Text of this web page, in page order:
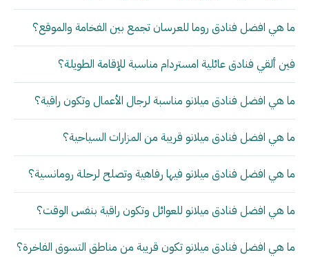
ما هي افضل فنادق روما للعرسان تجمع بين الفخامة والموقع؟
فين ألقي فنادق عائلية امستردام مناسبة للإقامة الطويلة؟
ما هي افضل فنادق ميلانو مناسبة لرجال الأعمال وتكون راقية؟
ما هي افضل فنادق ميلانو قريبة من المزارات السياحية؟
ما هي افضل فنادق ميلانو فيها رفاهية وتصلح لرحلة رومانسية؟
ما هي افضل فنادق ميلانو للعوائل وتكون راقية بنفس الوقت؟
ما هي افضل فنادق ميلانو تكون قريبة من مناطق التسوق الفاخرة؟